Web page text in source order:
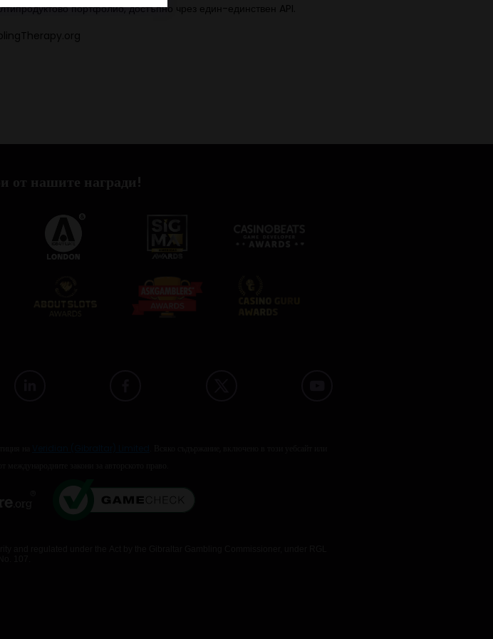
портфолио, достъпно чрез един-единствен API.
от нашите награди!